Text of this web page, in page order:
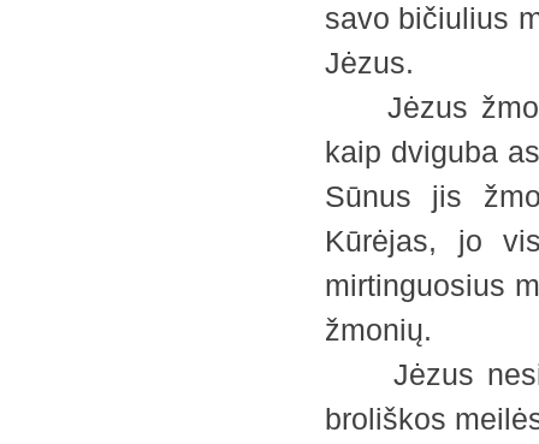
savo bičiulius
Jėzus.
Jėzus
kaip dviguba
Sūnus jis
Kūrėjas, jo
mirtinguosius
žmonių.
Jėzus
broliškos